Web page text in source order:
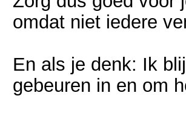
omdat niet iedere
En als je denk: Ik
gebeuren in en om